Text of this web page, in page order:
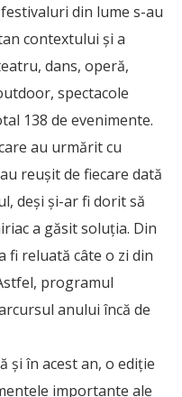
din lume s-au
contextului și a
dans, operă,
spec­tacole
138 de evenimente.
au urmărit cu
reușit de fiecare dată
deși și-ar fi dorit să
a găsit soluția. Din
fi reluată câte o zi din
programul
anului încă de
și în acest an, o ediție
importante ale